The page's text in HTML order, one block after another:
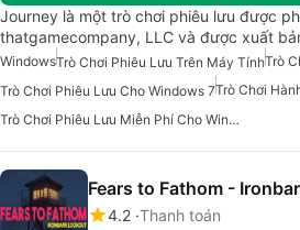
Journey là một trò chơi phiêu lưu được
thatgamecompany, LLC và được xuất
WindowsTrò Chơi Phiêu Lưu Trên Máy TínhTrò
Trò Chơi Phiêu Lưu Cho Windows 7Trò Chơi
Trò Chơi Phiêu Lưu Miễn Phí Cho Windows
Fears to Fathom -
4.2 Thanh toán